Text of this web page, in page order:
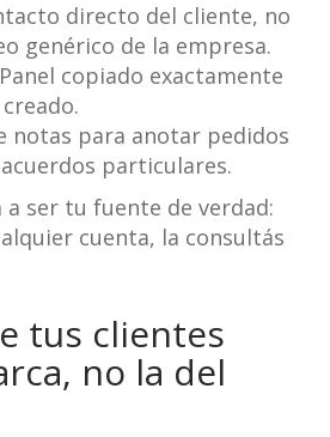
directo del cliente, no
genérico de la empresa.
copiado exactamente
notas para anotar pedidos
particulares.
a ser tu fuente de verdad:
cuenta, la consultás
tus clientes
no la del